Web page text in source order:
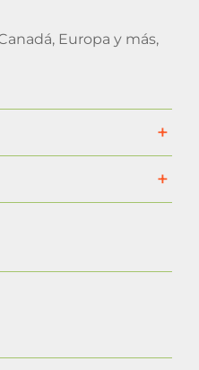
Europa y más,